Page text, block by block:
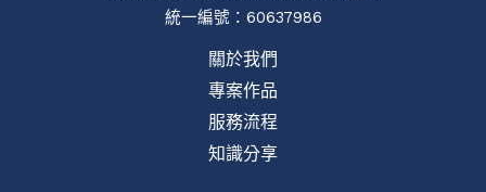
統一編號：60637986
關於我們
專案作品
服務流程
知識分享